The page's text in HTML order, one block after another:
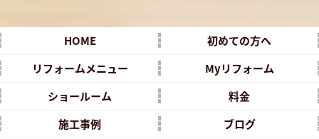
HOME
初めての方へ
リフォームメニュー
Myリフォーム
ショールーム
料金
施工事例
ブログ